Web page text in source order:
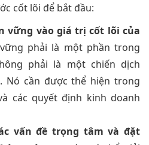
cốt lõi để bắt đầu:
vững vào giá trị cốt lõi của
phải là một phần trong
phải là một chiến dịch
Nó cần được thể hiện trong
các quyết định kinh doanh
vấn đề trọng tâm và đặt